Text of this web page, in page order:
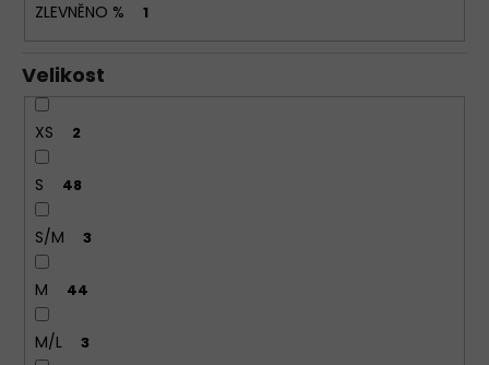
ZLEVNĚNO % 1
Velikost
XS 2
S 48
S/M 3
M 44
M/L 3